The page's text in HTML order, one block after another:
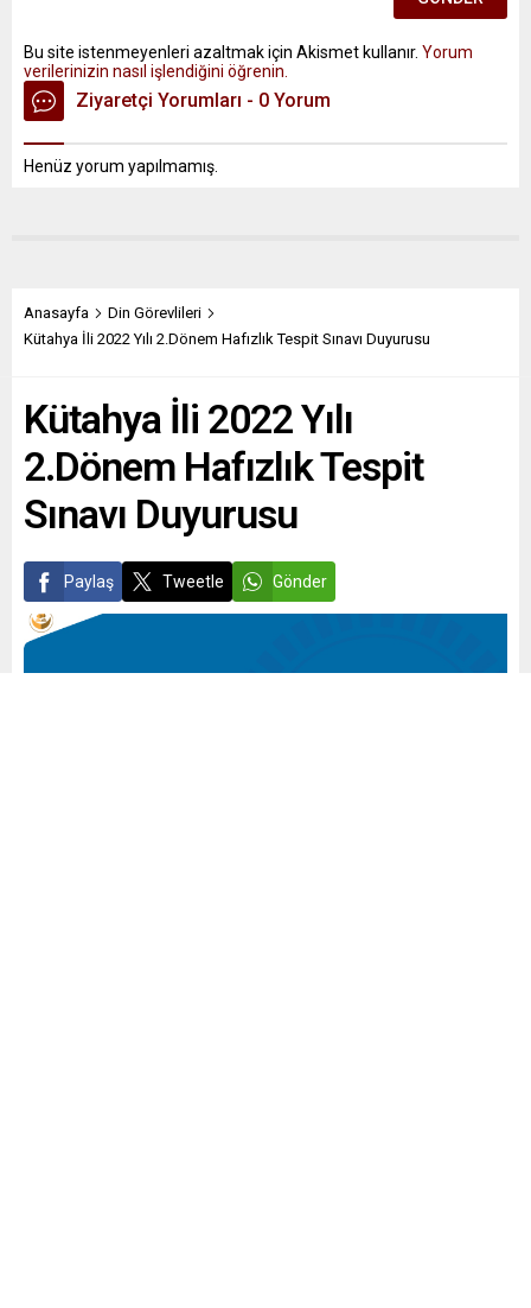
Bu site istenmeyenleri azaltmak için Akismet kullanır. Yorum
verilerinizin nasıl işlendiğini öğrenin.
Ziyaretçi Yorumları - 0 Yorum
Henüz yorum yapılmamış.
Anasayfa
Din Görevlileri
Kütahya İli 2022 Yılı 2.Dönem Hafızlık Tespit Sınavı Duyurusu
Kütahya İli 2022 Yılı
2.Dönem Hafızlık Tespit
Sınavı Duyurusu
Paylaş Tweetle Gönder